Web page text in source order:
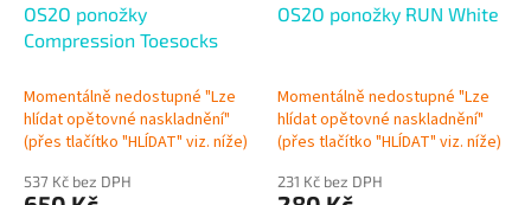
OS2O ponožky
Compression Toesocks
Momentálně nedostupné "Lze
hlídat opětovné naskladnění"
(přes tlačítko "HLÍDAT" viz. níže)
537 Kč bez DPH
OS2O ponožky RUN White
Momentálně nedostupné "Lze
hlídat opětovné naskladnění"
(přes tlačítko "HLÍDAT" viz. níže)
231 Kč bez DPH